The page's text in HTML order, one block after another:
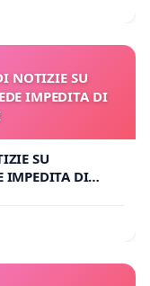
NOTIZIE SU
IMPEDITA DI
SU
IMPEDITA DI